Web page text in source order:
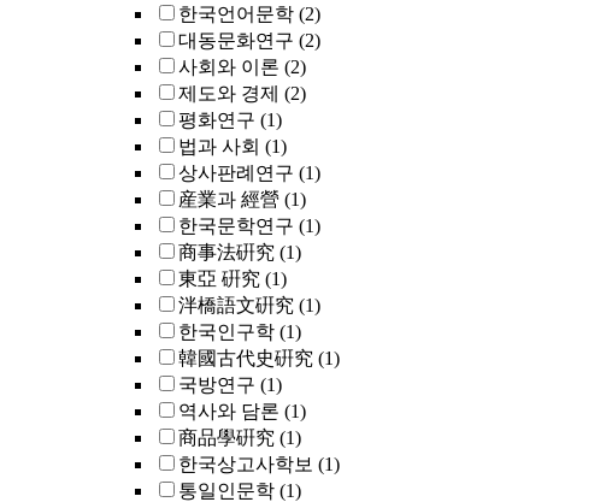
한국언어문학 (2)
대동문화연구 (2)
사회와 이론 (2)
제도와 경제 (2)
평화연구 (1)
법과 사회 (1)
상사판례연구 (1)
産業과 經營 (1)
한국문학연구 (1)
商事法硏究 (1)
東亞 硏究 (1)
泮橋語文硏究 (1)
한국인구학 (1)
韓國古代史硏究 (1)
국방연구 (1)
역사와 담론 (1)
商品學硏究 (1)
한국상고사학보 (1)
통일인문학 (1)